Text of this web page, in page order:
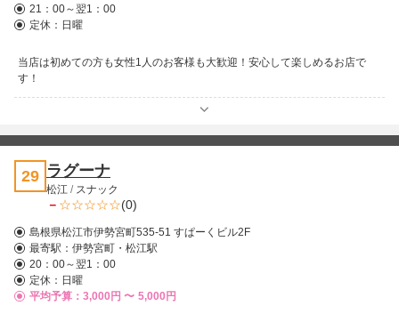
21：00～翌1：00
定休：日曜
当店は初めての方も女性1人のお客様も大歓迎！安心して楽しめるお店で
す！
29 ラグーナ
松江 / スナック
－ (0)
島根県松江市伊勢宮町535-51 すぱーくビル2F
最寄駅： 伊勢宮町・松江駅
20：00～翌1：00
定休：日曜
平均予算：3,000円 〜 5,000円